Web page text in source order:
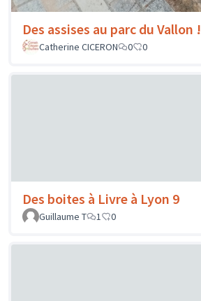
Des assises au parc du Vallon !
Catherine CICERON
0 0
Des boites à Livre à Lyon 9
Guillaume T
1 0